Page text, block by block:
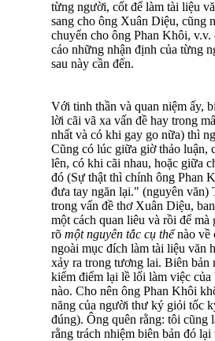
từng người, cốt để làm tài liệu
sang cho ông Xuân Diệu, cũng
chuyển cho ông Phan Khôi,
cáo những nhận định của từng
sau này cần đến.
Với tinh thần và quan niệm ấy,
lời cãi vã xa vấn đề hay trong
nhất và có khi gay go nữa) thì
Cũng có lúc giữa giờ thảo
lên, có khi cãi nhau, hoặc giữa
đó (Sự thật thì chính ông Phan
đưa tay ngăn lại." (nguyên văn)
trong vấn đề thơ Xuân Diệu,
một cách quan liêu và rồi để
rõ một nguyên tắc cụ thểnào về
ngoài mục đích làm tài liệu văn
xảy ra trong tương lai. Biên bản
kiểm điểm lại lề lối làm việc
nào. Cho nên ông Phan Khôi
năng của người thư ký giỏi tốc
đúng). Ông quên rằng: tôi
rằng trách nhiệm biên bản đó lại